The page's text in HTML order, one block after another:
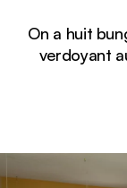
On a huit
verdoyant